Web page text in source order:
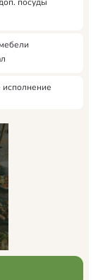
исполнение